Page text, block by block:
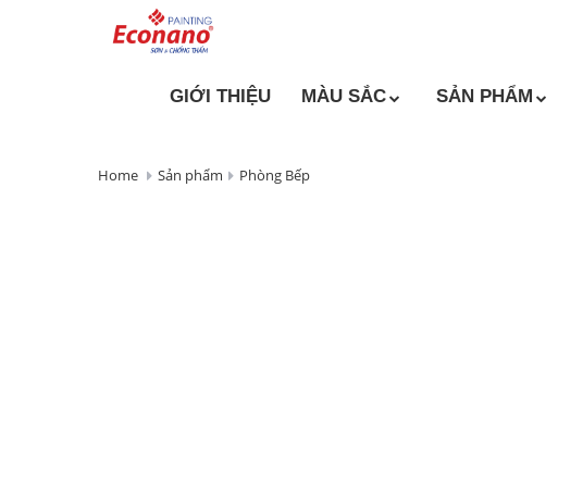
GIỚI THIỆU MÀU SẮC SẢN PHẨM
Home Sản phẩm Phòng Bếp